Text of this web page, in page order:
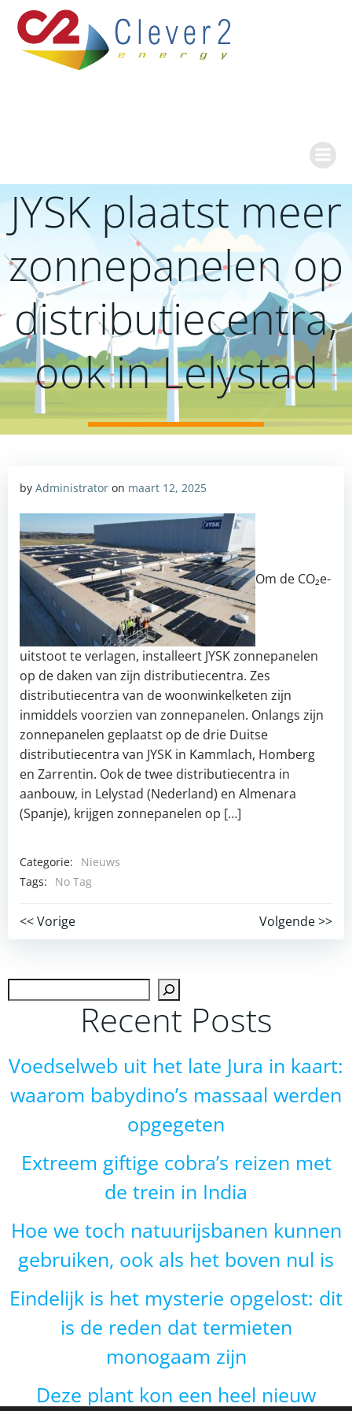
naar
de
inhoud
JYSK plaatst meer
zonnepanelen op
distributiecentra,
ook in Lelystad
by Administrator on maart 12, 2025
Om de CO₂e-
uitstoot te verlagen, installeert JYSK zonnepanelen
op de daken van zijn distributiecentra. Zes
distributiecentra van de woonwinkelketen zijn
inmiddels voorzien van zonnepanelen. Onlangs zijn
zonnepanelen geplaatst op de drie Duitse
distributiecentra van JYSK in Kammlach, Homberg
en Zarrentin. Ook de twee distributiecentra in
aanbouw, in Lelystad (Nederland) en Almenara
(Spanje), krijgen zonnepanelen op […]
Categorie:
Nieuws
Tags:
No Tag
Post
navigation
<< Vorige
Post
navigation
Volgende >>
Recent Posts
Voedselweb uit het late Jura in kaart:
waarom babydino’s massaal werden
opgegeten
Extreem giftige cobra’s reizen met
de trein in India
Hoe we toch natuurijsbanen kunnen
gebruiken, ook als het boven nul is
Eindelijk is het mysterie opgelost: dit
is de reden dat termieten
monogaam zijn
Deze plant kon een heel nieuw